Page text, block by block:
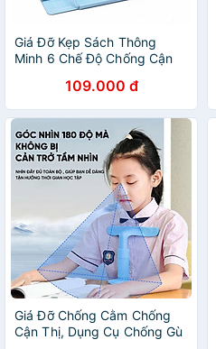
Giá Đỡ Kẹp Sách Thông
Minh 6 Chế Độ Chống Cận
Sách Vở Chắc Chắn Cho Bé
(Giao Hình Ngẫu Nhiên)-
Hàng Chính Hãng MINIIN
109.000 đ
Giá Đỡ Chống Cằm Chống
Cận Thị, Dụng Cụ Chống Gù